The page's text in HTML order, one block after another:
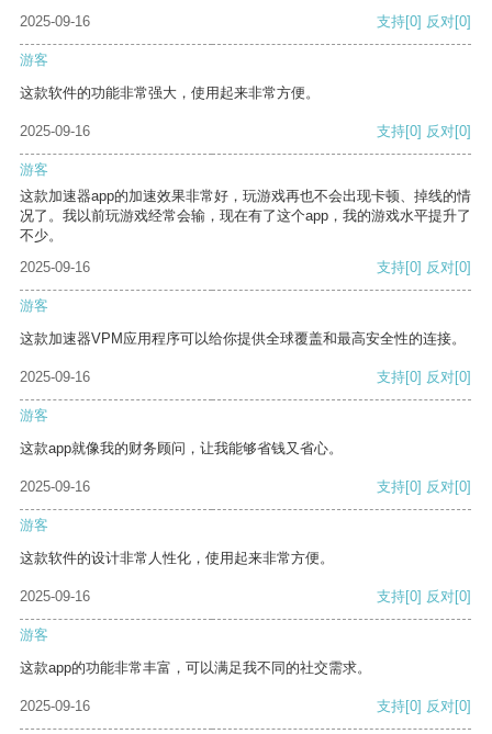
2025-09-16
支持[0] 反对[0]
游客
这款软件的功能非常强大，使用起来非常方便。
2025-09-16 支持[0] 反对[0]
游客
这款加速器app的加速效果非常好，玩游戏再也不会出现卡顿、掉线的情
况了。我以前玩游戏经常会输，现在有了这个app，我的游戏水平提升了
不少。
2025-09-16
支持[0] 反对[0]
游客
这款加速器VPM应用程序可以给你提供全球覆盖和最高安全性的连接。
2025-09-16 支持[0] 反对[0]
游客
这款app就像我的财务顾问，让我能够省钱又省心。
2025-09-16 支持[0] 反对[0]
游客
这款软件的设计非常人性化，使用起来非常方便。
2025-09-16 支持[0] 反对[0]
游客
这款app的功能非常丰富，可以满足我不同的社交需求。
2025-09-16 支持[0] 反对[0]